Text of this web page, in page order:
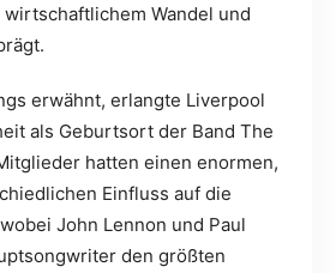
Wandel und
erwähnt, erlangte Liverpool
als Geburtsort der Band The
hatten einen enormen,
Einfluss auf die
John Lennon und Paul
den größten